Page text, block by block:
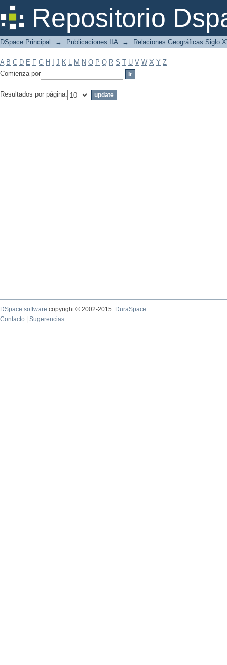
Repositorio
Filtrar por: Materia
DSpace Principal → Publicaciones IIA → Relaciones Geográficas Siglo
A B C D E F G H J K L M N O P Q R S T U V W X Y Z
Comienza por
Resultados por página:
DSpace software copyright © 2002-2015
DuraSpace
Contacto
Sugerencias